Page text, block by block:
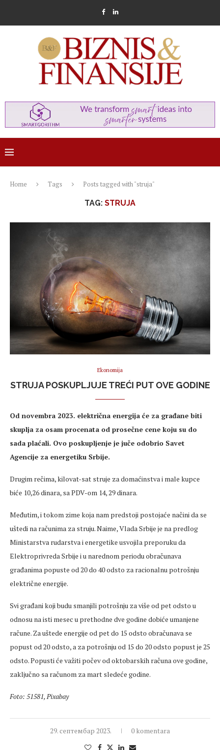
Home Tags Posts tagged with "struja"
TAG: STRUJA
Ekonomija
STRUJA POSKUPLJUJE TREĆI PUT OVE GODINE
Od novembra 2023. električna energija će za građane biti
skuplja za osam procenata od prosečne cene koju su do
sada plaćali. Ovo poskupljenje je juče odobrio Savet
Agencije za energetiku Srbije.
Drugim rečima, kilovat-sat struje za domaćinstva i male kupce
biće 10,26 dinara, sa PDV-om 14, 29 dinara.
Međutim, i tokom zime koja nam predstoji postojaće načini da se
uštedi na računima za struju. Naime, Vlada Srbije je na predlog
Ministarstva rudarstva i energetike usvojila preporuku da
Elektroprivreda Srbije i u narednom periodu obračunava
građanima popuste od 20 do 40 odsto za racionalnu potrošnju
električne energije.
Svi građani koji budu smanjili potrošnju za više od pet odsto u
odnosu na isti mesec u prethodne dve godine dobiće umanjene
račune. Za uštede energije od pet do 15 odsto obračunava se
popust od 20 odsto, a za potrošnju od 15 do 20 odsto popust je 25
odsto. Popusti će važiti počev od oktobarskih računa ove godine,
zaključno sa računom za mart sledeće godine.
Foto: 51581, Pixabay
29. септембар 2023. 0 komentara